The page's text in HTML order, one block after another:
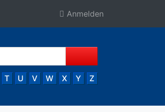
Anmelden
T U V W X Y Z